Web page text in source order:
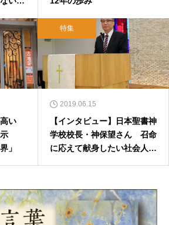
い
示
」
特集
2019.06.15
【インタビュー】日本聖書神
学校校長・神保望さん 召命
に応えて献身したい社会人の